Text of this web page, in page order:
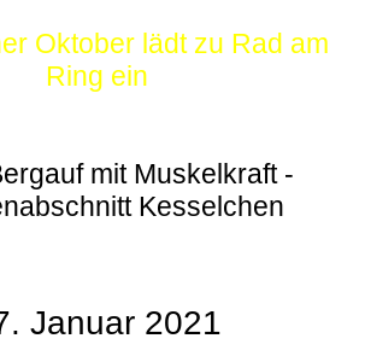
Oktober lädt zu Rad am
Ring ein
mit Muskelkraft -
Kesselchen
Januar 2021